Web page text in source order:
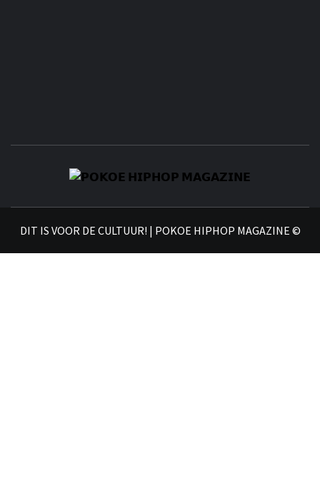
DIT IS VOOR DE CULTUUR! | POKOE HIPHOP MAGAZINE ©